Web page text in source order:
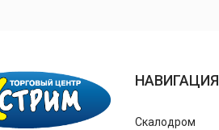
НАВИГАЦИЯ
Скалодром